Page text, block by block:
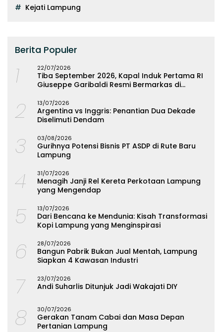
Kejati Lampung
Berita Populer
1 22/07/2026
Tiba September 2026, Kapal Induk Pertama RI
Giuseppe Garibaldi Resmi Bermarkas di
2 13/07/2026
Argentina vs Inggris: Penantian Dua Dekade
Diselimuti Dendam
3 03/08/2026
Gurihnya Potensi Bisnis PT ASDP di Rute Baru
Lampung
4 31/07/2026
Menagih Janji Rel Kereta Perkotaan Lampung
yang Mengendap
5 13/07/2026
Dari Bencana ke Mendunia: Kisah Transformasi
Kopi Lampung yang Menginspirasi
6 28/07/2026
Bangun Pabrik Bukan Jual Mentah, Lampung
Siapkan 4 Kawasan Industri
7 23/07/2026
Andi Suharlis Ditunjuk Jadi Wakajati DIY
8 30/07/2026
Gerakan Tanam Cabai dan Masa Depan
Pertanian Lampung